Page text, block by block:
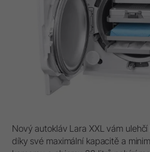
Nový autokláv Lara XXL vám
díky své maximální kapacitě a